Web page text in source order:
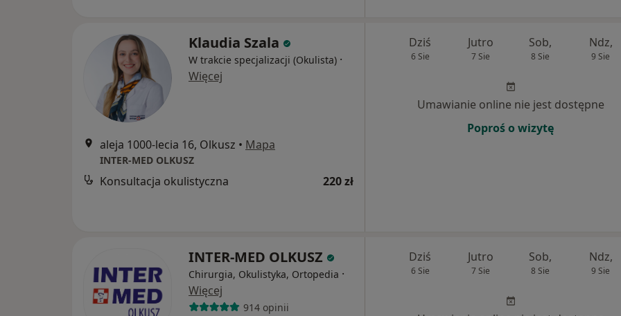
Klaudia Szala
W trakcie specjalizacji (Okulista) ·
Więcej
aleja 1000-lecia 16, Olkusz • Mapa
INTER-MED OLKUSZ
Konsultacja okulistyczna 220 zł
Dziś
6 Sie
Jutro
7 Sie
Sob,
8 Sie
Ndz,
9 Sie
Umawianie online nie jest dostępne
Poproś o wizytę
INTER-MED OLKUSZ
Chirurgia, Okulistyka, Ortopedia ·
Więcej
914 opinii
Dziś
6 Sie
Jutro
7 Sie
Sob,
8 Sie
Ndz,
9 Sie